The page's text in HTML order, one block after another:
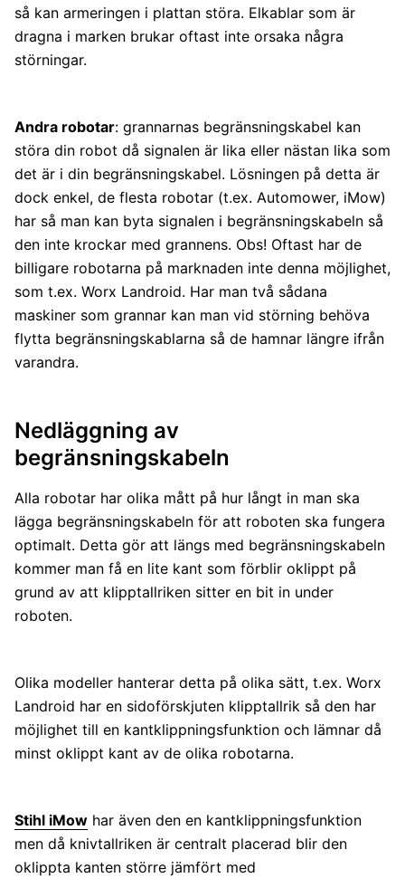
så kan armeringen i plattan störa. Elkablar som är
dragna i marken brukar oftast inte orsaka några
störningar.
Andra robotar: grannarnas begränsningskabel kan
störa din robot då signalen är lika eller nästan lika som
det är i din begränsningskabel. Lösningen på detta är
dock enkel, de flesta robotar (t.ex. Automower, iMow)
har så man kan byta signalen i begränsningskabeln så
den inte krockar med grannens. Obs! Oftast har de
billigare robotarna på marknaden inte denna möjlighet,
som t.ex. Worx Landroid. Har man två sådana
maskiner som grannar kan man vid störning behöva
flytta begränsningskablarna så de hamnar längre ifrån
varandra.
Nedläggning av
begränsningskabeln
Alla robotar har olika mått på hur långt in man ska
lägga begränsningskabeln för att roboten ska fungera
optimalt. Detta gör att längs med begränsningskabeln
kommer man få en lite kant som förblir oklippt på
grund av att klipptallriken sitter en bit in under
roboten.
Olika modeller hanterar detta på olika sätt, t.ex. Worx
Landroid har en sidoförskjuten klipptallrik så den har
möjlighet till en kantklippningsfunktion och lämnar då
minst oklippt kant av de olika robotarna.
Stihl iMow har även den en kantklippningsfunktion
men då knivtallriken är centralt placerad blir den
oklippta kanten större jämfört med